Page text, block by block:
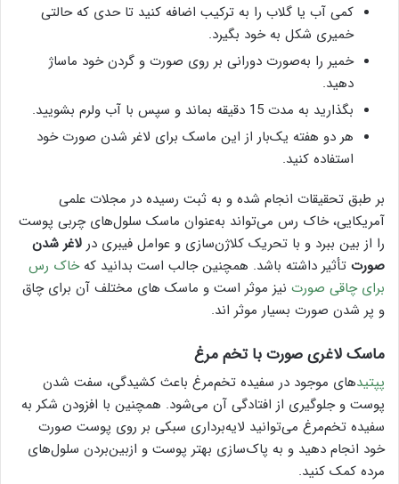
کمی آب یا گلاب را به ترکیب اضافه کنید تا حدی که حالتی
خمیری شکل به خود بگیرد.
خمیر را به‌صورت دورانی بر روی صورت و گردن خود ماساژ
دهید.
بگذارید به مدت 15 دقیقه بماند و سپس با آب ولرم بشویید.
هر دو هفته یک‌بار از این ماسک برای لاغر شدن صورت خود
استفاده کنید.
بر طبق تحقیقات انجام شده و به ثبت رسیده در مجلات علمی
آمریکایی، خاک رس می‌تواند به‌عنوان ماسک سلول‌های چربی پوست
را از بین ببرد و با تحریک کلاژن‌سازی و عوامل فیبری در لاغر شدن
صورت تأثیر داشته باشد. همچنین جالب است بدانید کهخاک رس
برای چاقی صورت نیز موثر است و ماسک های مختلف آن برای چاق
و پر شدن صورت بسیار موثر اند.
ماسک لاغری صورت با تخم ‌مرغ
پپتیدهای موجود در سفیده تخم‌مرغ باعث کشیدگی، سفت شدن
پوست و جلوگیری از افتادگی آن می‌شود. همچنین با افزودن شکر به
سفیده تخم‌مرغ می‌توانید لایه‌برداری سبکی بر روی پوست صورت
خود انجام دهید و به پاک‌سازی بهتر پوست و ازبین‌بردن سلول‌های
مرده کمک کنید.